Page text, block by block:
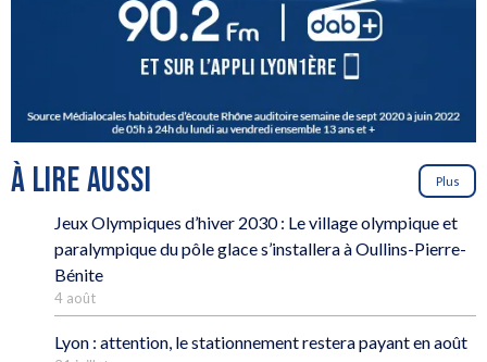
À LIRE AUSSI Plus
Jeux Olympiques d’hiver 2030 : Le village olympique et
paralympique du pôle glace s’installera à Oullins-Pierre-
Bénite
4 août
Lyon : attention, le stationnement restera payant en août